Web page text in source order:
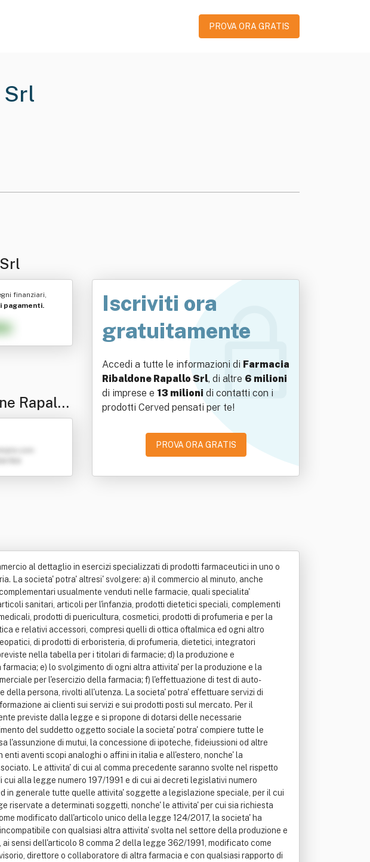
PROVA ORA GRATIS
Srl
finanziari,
pagamenti.
Rapallo
Iscriviti ora
gratuitamente
Accedi a tutte le informazioni di Farmacia
Ribaldone Rapallo Srl, di altre 6 milioni
di imprese e 13 milioni di contatti con i
prodotti Cerved pensati per te!
PROVA ORA GRATIS
al dettaglio in esercizi specializzati di prodotti farmaceutici in uno o
La societa' potra' altresi' svolgere: a) il commercio al minuto, anche
usualmente venduti nelle farmacie, quali specialita'
sanitari, articoli per l'infanzia, prodotti dietetici speciali, complementi
prodotti di puericultura, cosmetici, prodotti di profumeria e per la
e relativi accessori, compresi quelli di ottica oftalmica ed ogni altro
di prodotti di erboristeria, di profumeria, dietetici, integratori
nella tabella per i titolari di farmacie; d) la produzione e
e) lo svolgimento di ogni altra attivita' per la produzione e la
per l'esercizio della farmacia; f) l'effettuazione di test di auto-
della persona, rivolti all'utenza. La societa' potra' effettuare servizi di
ai clienti sui servizi e sui prodotti posti sul mercato. Per il
previste dalla legge e si propone di dotarsi delle necessarie
del suddetto oggetto sociale la societa' potra' compiere tutte le
l'assunzione di mutui, la concessione di ipoteche, fideiussioni od altre
aventi scopi analoghi o affini in italia e all'estero, nonche' la
Le attivita' di cui al comma precedente saranno svolte nel rispetto
alla legge numero 197/1991 e di cui ai decreti legislativi numero
generale tutte quelle attivita' soggette a legislazione speciale, per il cui
riservate a determinati soggetti, nonche' le attivita' per cui sia richiesta
modificato dall'articolo unico della legge 124/2017, la societa' ha
con qualsiasi altra attivita' svolta nel settore della produzione e
sensi dell'articolo 8 comma 2 della legge 362/1991, modificato come
direttore o collaboratore di altra farmacia e con qualsiasi rapporto di